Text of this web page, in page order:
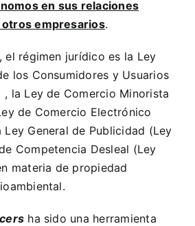
en sus relaciones
empresarios.
el régimen jurídico es la Ley
los Consumidores y Usuarios
, la Ley de Comercio Minorista
de Comercio Electrónico
Ley General de Publicidad (Ley
Competencia Desleal (Ley
materia de propiedad
ha sido una herramienta